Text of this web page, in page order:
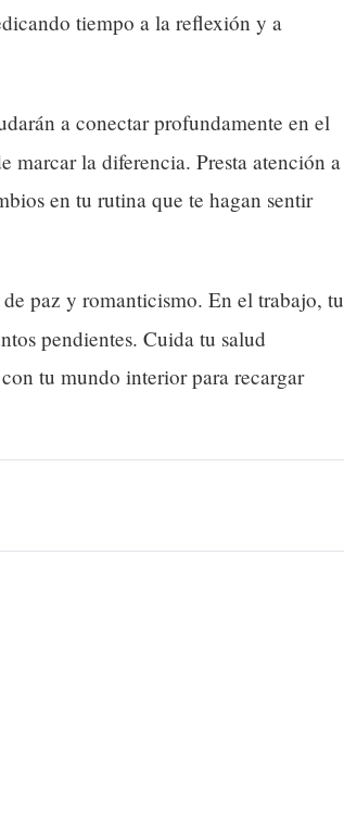
tiempo a la reflexión y a
a conectar profundamente en el
marcar la diferencia. Presta atención a
en tu rutina que te hagan sentir
paz y romanticismo. En el trabajo, tu
pendientes. Cuida tu salud
tu mundo interior para recargar